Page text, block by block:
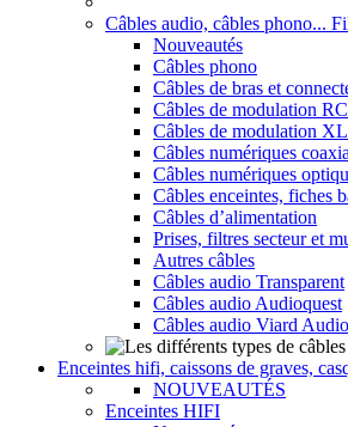
Câbles audio, câbles phono...
Nouveautés
Câbles phono
Câbles de bras et
Câbles de modulation
Câbles de modulation
Câbles numériques
Câbles numériques
Câbles enceintes, fiches
Câbles d’alimentation
Prises, filtres secteur et
Autres câbles
Câbles audio Transparent
Câbles audio Audioquest
Câbles audio Viard Audio
Enceintes hifi, caissons de graves,
NOUVEAUTÉS
Enceintes HIFI